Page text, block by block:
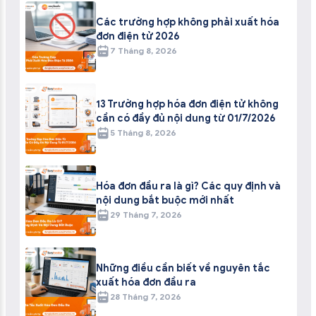
Các trường hợp không phải xuất hóa
đơn điện tử 2026
7 Tháng 8, 2026
13 Trường hợp hóa đơn điện tử không
cần có đầy đủ nội dung từ 01/7/2026
5 Tháng 8, 2026
Hóa đơn đầu ra là gì? Các quy định và
nội dung bắt buộc mới nhất
29 Tháng 7, 2026
Những điều cần biết về nguyên tắc
xuất hóa đơn đầu ra
28 Tháng 7, 2026